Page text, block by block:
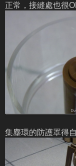
正常，接縫處也很
集塵環的防護罩得